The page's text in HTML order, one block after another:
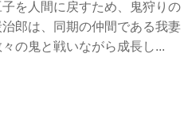
を人間に戻すため、鬼狩りの
郎は、同期の仲間である我妻
の鬼と戦いながら成長し...